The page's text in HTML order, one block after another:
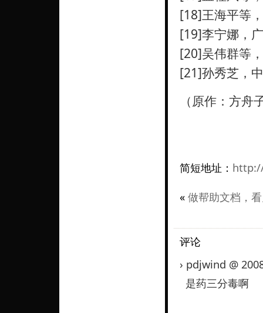
[18]王海平等
[19]李宁娜，
[20]吴伟群等
[21]孙秀芝，
（原作：方舟
简短地址：
« 做帮助文档，
评论
› pdjwind @
是药三分毒啊